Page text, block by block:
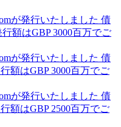
が発行いたしました 債
額はGBP 3000百万でご
が発行いたしました 債
額はGBP 3000百万でご
が発行いたしました 債
額はGBP 2500百万でご